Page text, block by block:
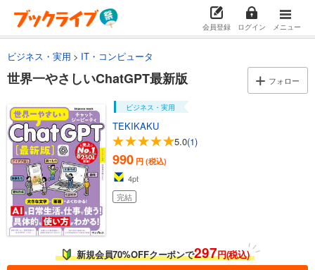
会員登録 ログイン メニュー
ビジネス・実用 IT・コンピュータ
世界一やさしいChatGPT最新版 フォロー
ビジネス・実用
TEKIKAKU
5.0(1)
990 円 (税込)
4pt
完結
新規会員70%OFFクーポンで297円(税込)